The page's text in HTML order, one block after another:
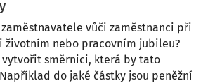
zaměstnavatele vůči zaměstnanci při
životním nebo pracovním jubileu?
vytvořit směrnici, která by tato
do jaké částky jsou peněžní